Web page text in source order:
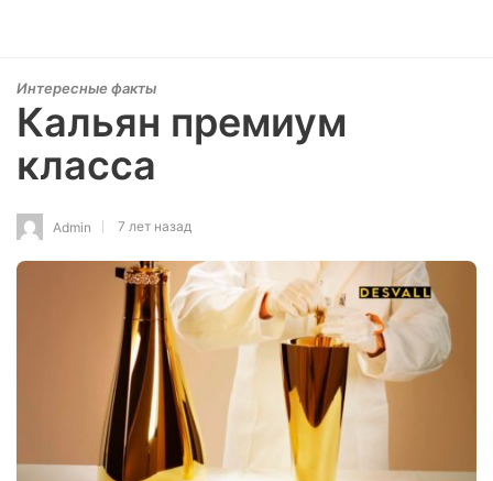
Интересные факты
Кальян премиум
класса
Admin 7 лет назад